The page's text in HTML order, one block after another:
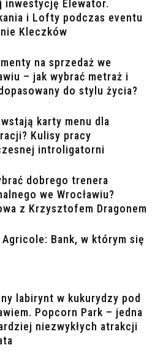
inwestycję Elewator.
i Lofty podczas eventu
Kleczków
na sprzedaż we
– jak wybrać metraż i
do stylu życia?
karty menu dla
Kulisy pracy
introligatorni
dobrego trenera
we Wrocławiu?
z Krzysztofem Dragonem
Bank, w którym się
labirynt w kukurydzy pod
Popcorn Park – jedna
niezwykłych atrakcji